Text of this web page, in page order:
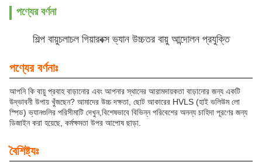
পণ্যের বর্ণনা
শিল্প বায়ুচলাচল গিয়ারবক্স ভ্যান উচ্চতর বায়ু আন্দোলন প্রযুক্তি
পণ্যের বর্ণনাঃ
আপনি কি বায়ু প্রবাহ বাড়ানোর এবং আপনার স্থানের আরামদায়কতা বাড়ানোর জন্য একটি
উদ্ভাবনী উপায় খুঁজছেন? আমাদের উচ্চ দক্ষতা, ছোট আকারের HVLS (হাই ভলিউম লো
স্পিড) ভ্যানগুলির পরিসীমাটি দেখুন,বিশেষভাবে বিভিন্ন পরিবেশের অনন্য চাহিদা পূরণের জন্য
ডিজাইন করা হয়েছে, কর্মক্ষমতা উপর আপোষ ছাড়া.
বৈশিষ্ট্যঃ